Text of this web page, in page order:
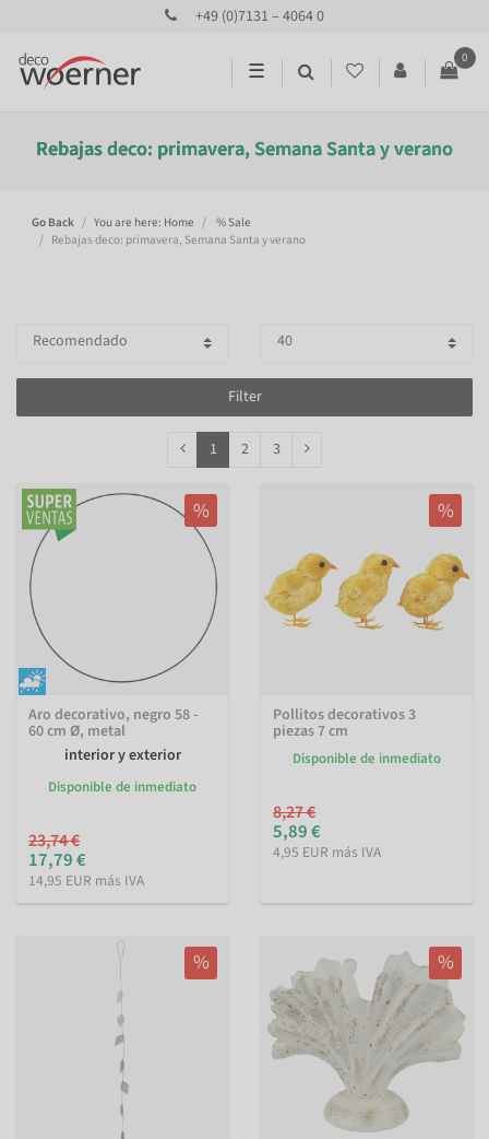
+49 (0)7131 – 4064 0
☰
0
Rebajas deco: primavera, Semana Santa y verano
Go Back You are here: Home
% Sale
Rebajas deco: primavera, Semana Santa y verano
Filter
1 2 3
%
Aro decorativo, negro 58 -
60 cm Ø, metal
interior y exterior
Disponible de inmediato
23,74 €
17,79 €
14,95 EUR más IVA
%
Pollitos decorativos 3
piezas 7 cm
Disponible de inmediato
8,27 €
5,89 €
4,95 EUR más IVA
% %